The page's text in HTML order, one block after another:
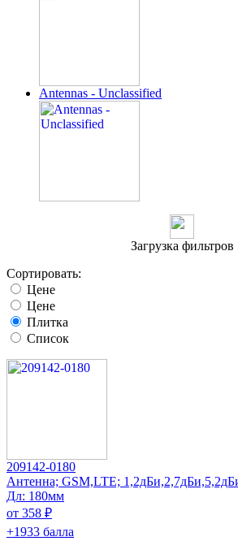
Antennas - Unclassified
Загрузка фильтров
Сортировать:
Цене
Цене
Плитка
Список
209142-0180
Антенна; GSM,LTE;
Дл: 180мм
от 358 ₽
+1933 балла